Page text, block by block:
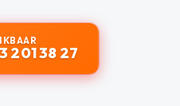
201 38 27